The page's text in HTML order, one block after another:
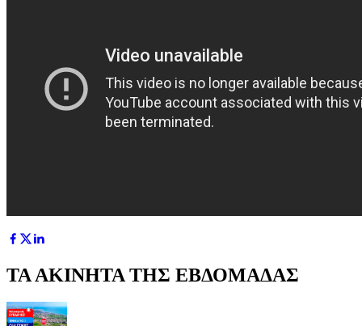
ΤΑ ΑΚΙΝΗΤΑ ΤΗΣ ΕΒΔΟΜΑΔΑΣ